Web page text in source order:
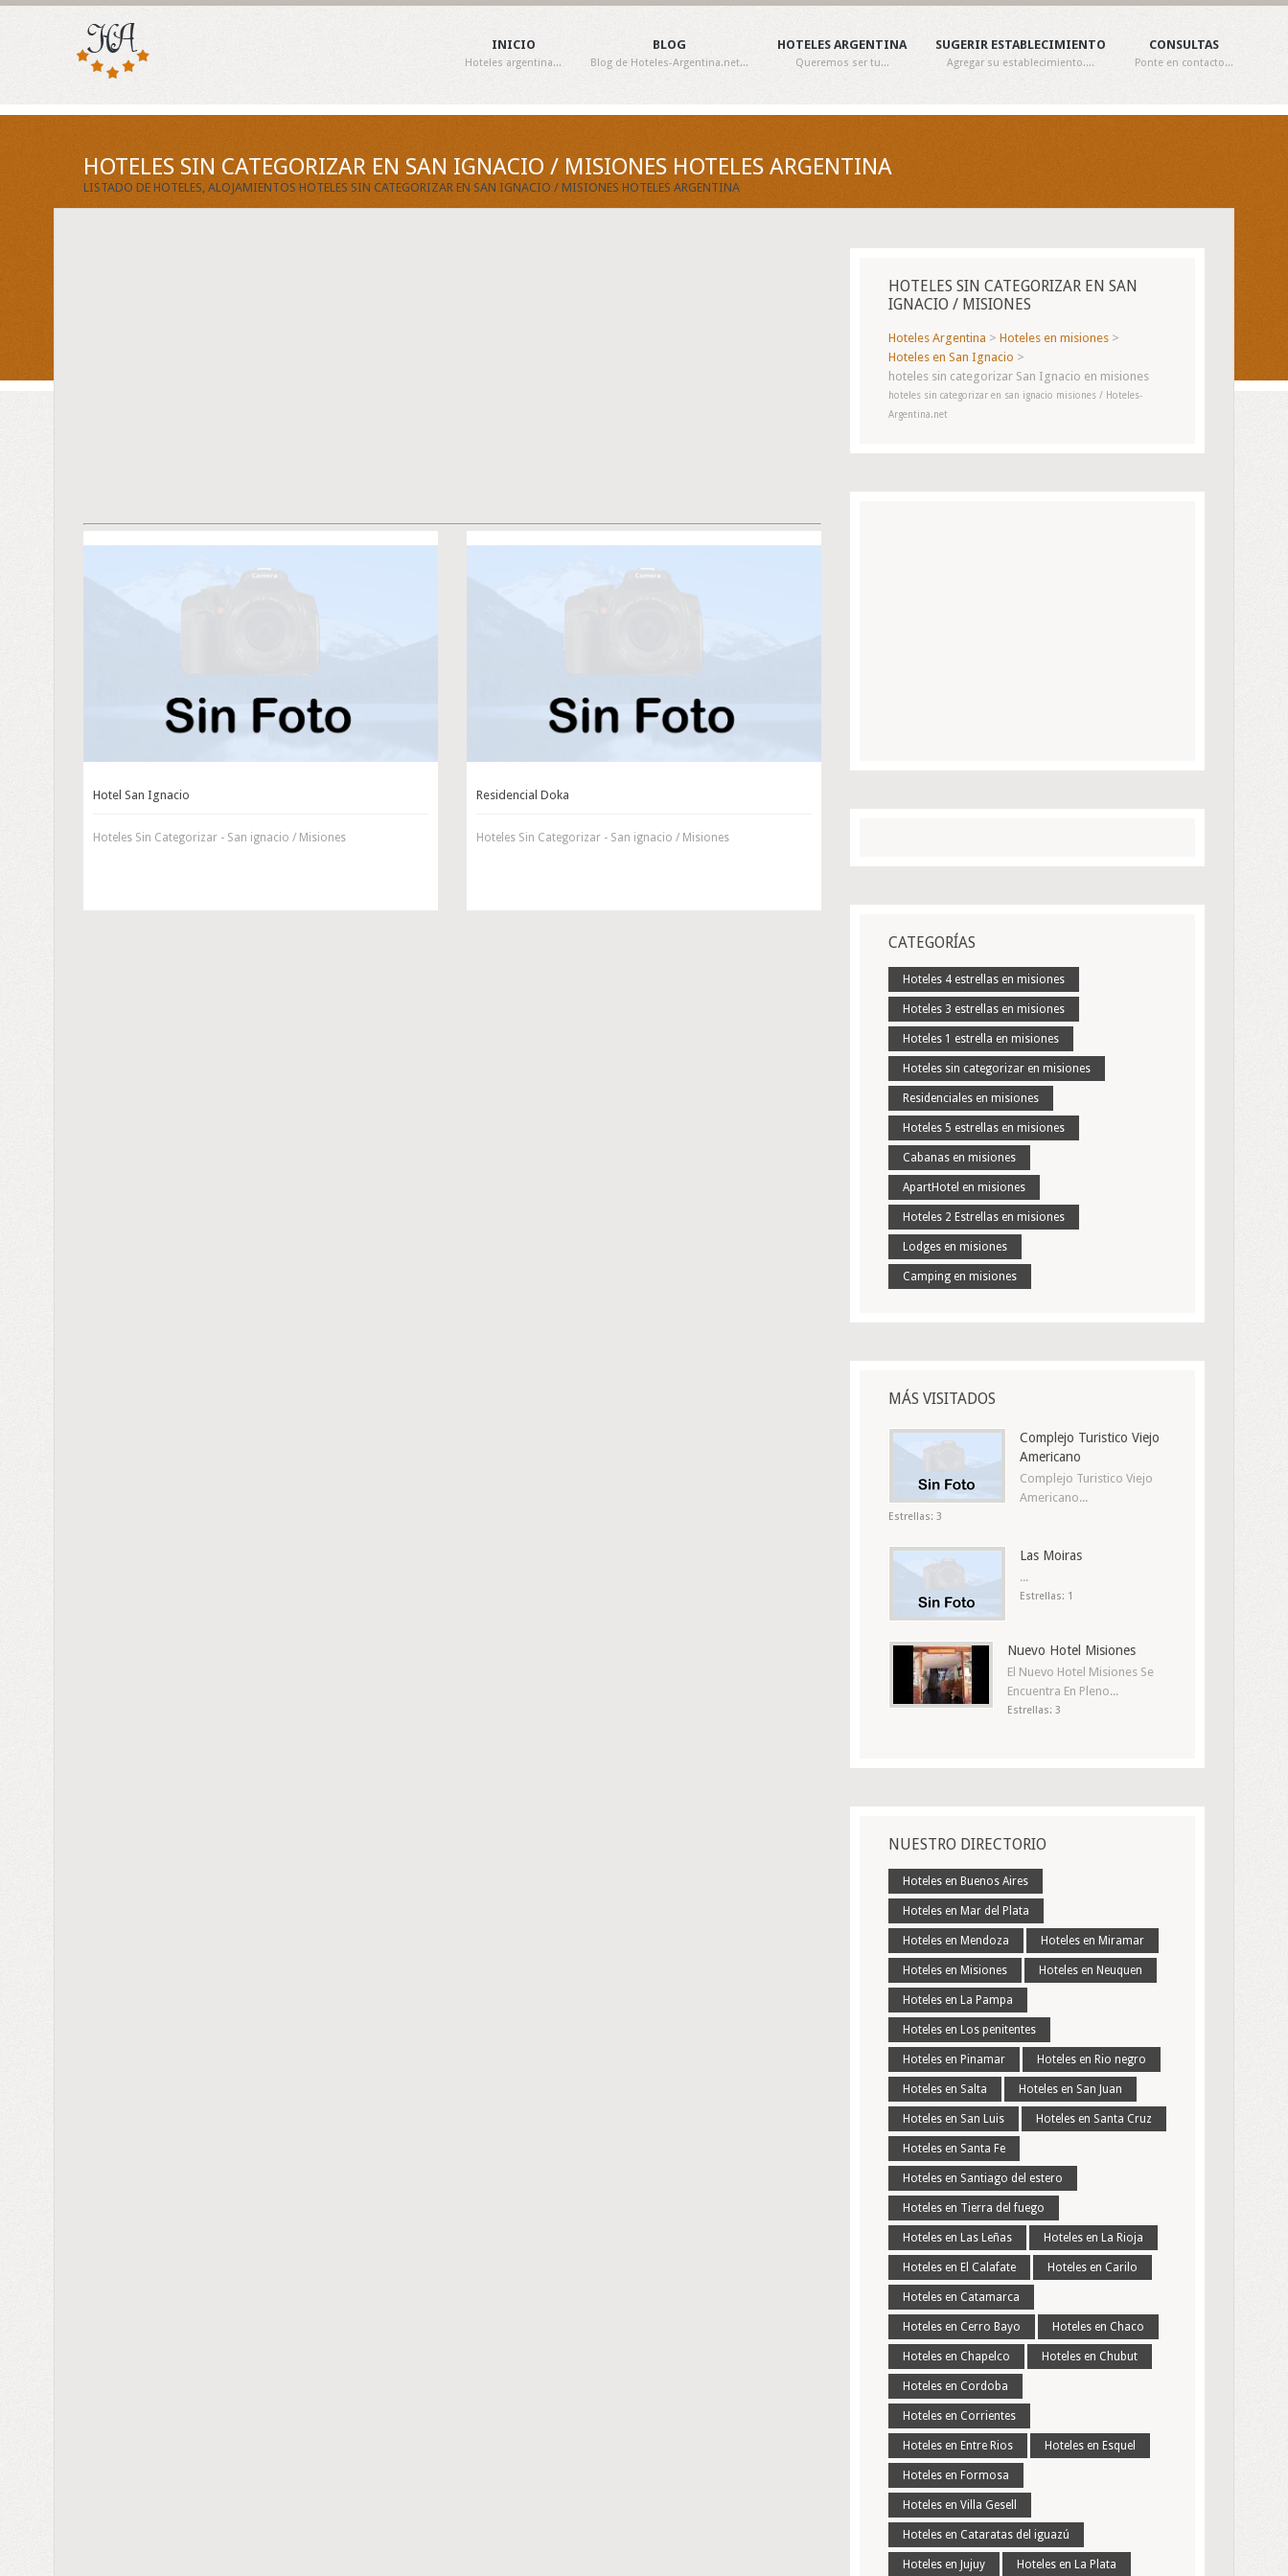
INICIO
Hoteles argentina...
BLOG
Blog de Hoteles-Argentina.net...
HOTELES ARGENTINA
Queremos ser tu...
SUGERIR ESTABLECIMIENTO
Agregar su establecimiento....
CONSULTAS
Ponte en contacto...
HOTELES SIN CATEGORIZAR EN SAN IGNACIO / MISIONES HOTELES ARGENTINA
LISTADO DE HOTELES, ALOJAMIENTOS HOTELES SIN CATEGORIZAR EN SAN IGNACIO / MISIONES HOTELES ARGENTINA
Hotel San Ignacio
Hoteles Sin Categorizar - San ignacio / Misiones
Residencial Doka
Hoteles Sin Categorizar - San ignacio / Misiones
HOTELES SIN CATEGORIZAR EN SAN
IGNACIO / MISIONES
Hoteles Argentina > Hoteles en misiones >
Hoteles en San Ignacio >
hoteles sin categorizar San Ignacio en misiones
hoteles sin categorizar en san ignacio misiones / Hoteles-
Argentina.net
CATEGORÍAS
Hoteles 4 estrellas en misiones
Hoteles 3 estrellas en misiones
Hoteles 1 estrella en misiones
Hoteles sin categorizar en misiones
Residenciales en misiones
Hoteles 5 estrellas en misiones
Cabanas en misiones
ApartHotel en misiones
Hoteles 2 Estrellas en misiones
Lodges en misiones
Camping en misiones
MÁS VISITADOS
Complejo Turistico Viejo
Americano
Complejo Turistico Viejo
Americano...
Estrellas: 3
Las Moiras
...
Estrellas: 1
Nuevo Hotel Misiones
El Nuevo Hotel Misiones Se
Encuentra En Pleno...
Estrellas: 3
NUESTRO DIRECTORIO
Hoteles en Buenos Aires
Hoteles en Mar del Plata
Hoteles en Mendoza Hoteles en Miramar
Hoteles en Misiones Hoteles en Neuquen
Hoteles en La Pampa
Hoteles en Los penitentes
Hoteles en Pinamar Hoteles en Rio negro
Hoteles en Salta Hoteles en San Juan
Hoteles en San Luis Hoteles en Santa Cruz
Hoteles en Santa Fe
Hoteles en Santiago del estero
Hoteles en Tierra del fuego
Hoteles en Las Leñas Hoteles en La Rioja
Hoteles en El Calafate Hoteles en Carilo
Hoteles en Catamarca
Hoteles en Cerro Bayo Hoteles en Chaco
Hoteles en Chapelco Hoteles en Chubut
Hoteles en Cordoba
Hoteles en Corrientes
Hoteles en Entre Rios Hoteles en Esquel
Hoteles en Formosa
Hoteles en Villa Gesell
Hoteles en Cataratas del iguazú
Hoteles en Jujuy Hoteles en La Plata